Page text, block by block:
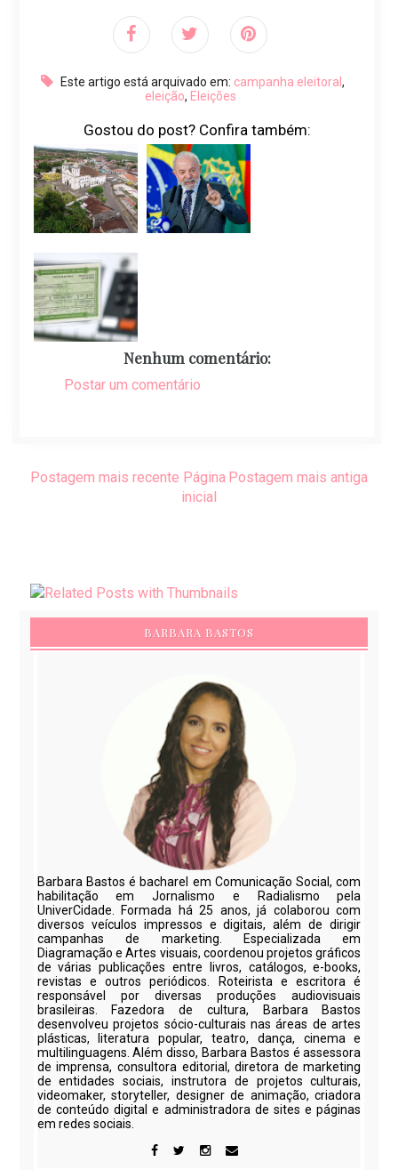
Este artigo está arquivado em: campanha eleitoral ,
eleição, Eleições
Gostou do post? Confira também:
Nenhum comentário:
Postar um comentário
Postagem mais recente Postagem mais antiga
Página
inicial
BARBARA BASTOS
Barbara Bastos é bacharel em Comunicação Social, com
habilitação em Jornalismo e Radialismo pela
UniverCidade. Formada há 25 anos, já colaborou com
diversos veículos impressos e digitais, além de dirigir
campanhas de marketing. Especializada em
Diagramação e Artes visuais, coordenou projetos gráficos
de várias publicações entre livros, catálogos, e-books,
revistas e outros periódicos. Roteirista e escritora é
responsável por diversas produções audiovisuais
brasileiras. Fazedora de cultura, Barbara Bastos
desenvolveu projetos sócio-culturais nas áreas de artes
plásticas, literatura popular, teatro, dança, cinema e
multilinguagens. Além disso, Barbara Bastos é assessora
de imprensa, consultora editorial, diretora de marketing
de entidades sociais, instrutora de projetos culturais,
videomaker, storyteller, designer de animação, criadora
de conteúdo digital e administradora de sites e páginas
em redes sociais.